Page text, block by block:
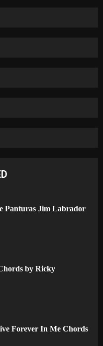
Panturas Jim Labrador
by Ricky
Forever In Me Chords